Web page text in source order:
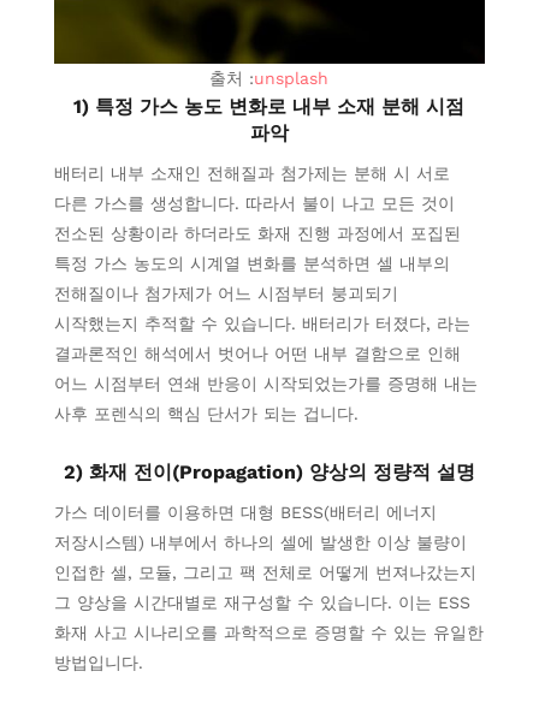
출처 :unsplash
1) 특정 가스 농도 변화로 내부 소재 분해 시점
파악
배터리 내부 소재인 전해질과 첨가제는 분해 시 서로
다른 가스를 생성합니다. 따라서 불이 나고 모든 것이
전소된 상황이라 하더라도 화재 진행 과정에서 포집된
특정 가스 농도의 시계열 변화를 분석하면 셀 내부의
전해질이나 첨가제가 어느 시점부터 붕괴되기
시작했는지 추적할 수 있습니다. 배터리가 터졌다, 라는
결과론적인 해석에서 벗어나 어떤 내부 결함으로 인해
어느 시점부터 연쇄 반응이 시작되었는가를 증명해 내는
사후 포렌식의 핵심 단서가 되는 겁니다.
2) 화재 전이(Propagation) 양상의 정량적 설명
가스 데이터를 이용하면 대형 BESS(배터리 에너지
저장시스템) 내부에서 하나의 셀에 발생한 이상 불량이
인접한 셀, 모듈, 그리고 팩 전체로 어떻게 번져나갔는지
그 양상을 시간대별로 재구성할 수 있습니다. 이는 ESS
화재 사고 시나리오를 과학적으로 증명할 수 있는 유일한
방법입니다.